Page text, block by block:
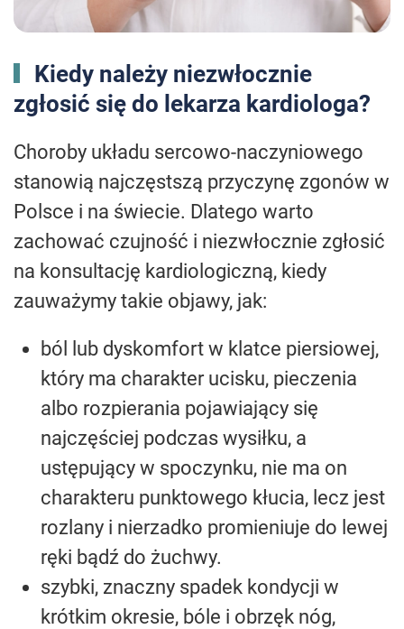
Kiedy należy niezwłocznie
zgłosić się do lekarza kardiologa?
Choroby układu sercowo-naczyniowego
stanowią najczęstszą przyczynę zgonów w
Polsce i na świecie. Dlatego warto
zachować czujność i niezwłocznie zgłosić
na konsultację kardiologiczną, kiedy
zauważymy takie objawy, jak:
ból lub dyskomfort w klatce piersiowej,
który ma charakter ucisku, pieczenia
albo rozpierania pojawiający się
najczęściej podczas wysiłku, a
ustępujący w spoczynku, nie ma on
charakteru punktowego kłucia, lecz jest
rozlany i nierzadko promieniuje do lewej
ręki bądź do żuchwy.
szybki, znaczny spadek kondycji w
krótkim okresie, bóle i obrzęk nóg,